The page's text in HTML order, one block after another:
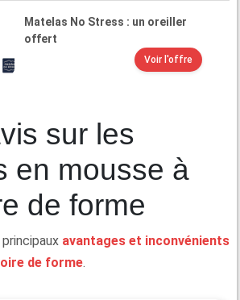
Matelas No Stress : un oreiller
offert
Voir l'offre
sur les
en mousse à
de forme
avantages et inconvénients
de forme.